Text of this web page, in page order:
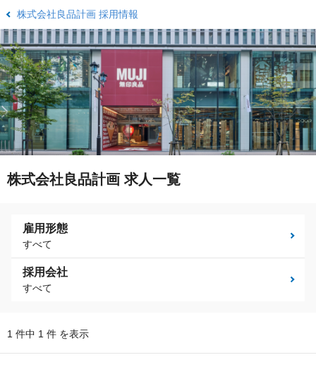
株式会社良品計画 採用情報
株式会社良品計画 求人一覧
雇用形態
すべて
採用会社
すべて
1 件中 1 件 を表示